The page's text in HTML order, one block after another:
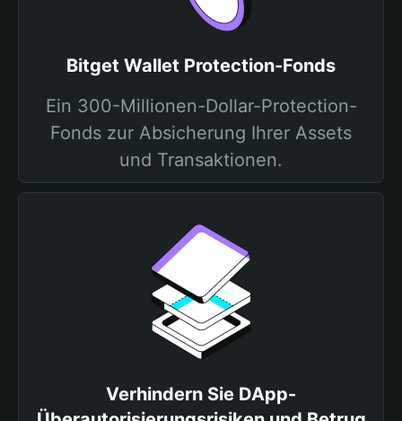
Bitget Wallet Protection-Fonds
Ein 300-Millionen-Dollar-Protection-
Fonds zur Absicherung Ihrer Assets
und Transaktionen.
Verhindern Sie DApp-